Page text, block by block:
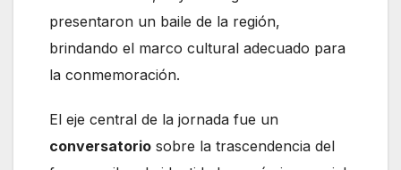
presentaron un baile de la región,
brindando el marco cultural adecuado para
la conmemoración.
El eje central de la jornada fue un
conversatorio sobre la trascendencia del